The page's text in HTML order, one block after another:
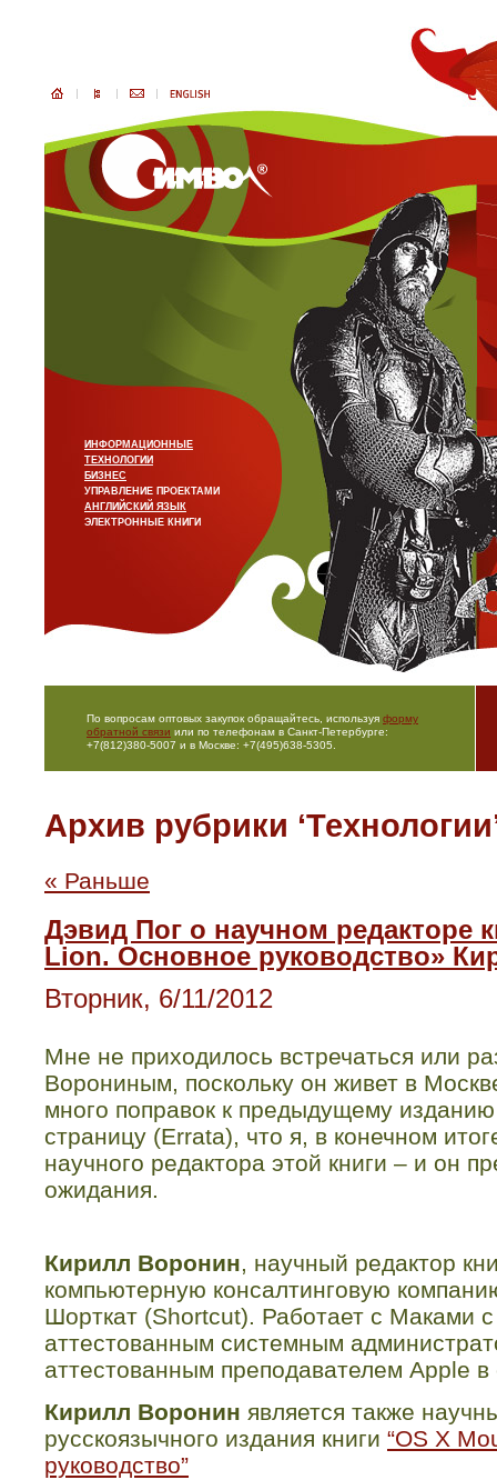
ИНФОРМАЦИОННЫЕ
ТЕХНОЛОГИИ
БИЗНЕС
УПРАВЛЕНИЕ ПРОЕКТАМИ
АНГЛИЙСКИЙ ЯЗЫК
ЭЛЕКТРОННЫЕ КНИГИ
По вопросам оптовых закупок обращайтесь, используя форму
обратной связи или по телефонам в Санкт-Петербурге:
+7(812)380-5007 и в Москве: +7(495)638-5305.
Архив рубрики
« Раньше
Дэвид Пог о научном редакторе
Lion. Основное руководство»
Вторник, 6/11/2012
Мне не приходилось встречаться или
Ворониным, поскольку он живет в
много поправок к предыдущему
страницу (Errata), что я, в конечном
научного редактора этой книги – и он
ожидания.
Кирилл Воронин, научный редактор
компьютерную консалтинговую
Шорткат (Shortcut). Работает с Маками с
аттестованным системным
аттестованным преподавателем Apple
Кирилл Воронин является также
русскоязычного издания книги “OS X
руководство”